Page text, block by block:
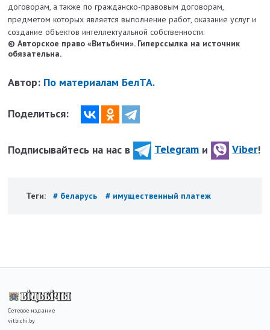
договорам, а также по гражданско-правовым договорам,
предметом которых является выполнение работ, оказание услуг и
создание объектов интеллектуальной собственности.
© Авторское право «Витьбичи». Гиперссылка на источник
обязательна.
Автор: По материалам БелТА.
Поделиться:
Подписывайтесь на нас в Telegram и Viber!
Теги: # беларусь # имущественный платеж
Сетевое издание
vitbichi.by